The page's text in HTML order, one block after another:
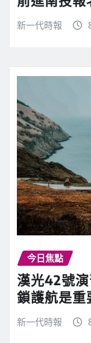
新一代時報
今日焦點
漢光42號
鎖護航是重
新一代時報